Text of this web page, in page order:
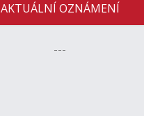
AKTUÁLNÍ OZNÁMENÍ
---